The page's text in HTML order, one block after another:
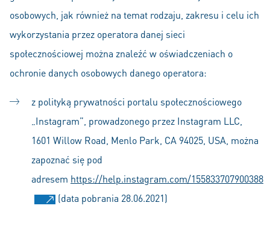
osobowych, jak również na temat rodzaju, zakresu i celu ich
wykorzystania przez operatora danej sieci
społecznościowej można znaleźć w oświadczeniach o
ochronie danych osobowych danego operatora:
z polityką prywatności portalu społecznościowego
„Instagram”, prowadzonego przez Instagram LLC,
1601 Willow Road, Menlo Park, CA 94025, USA, można
zapoznać się pod
adresem https://help.instagram.com/155833707900388
(data pobrania 28.06.2021)